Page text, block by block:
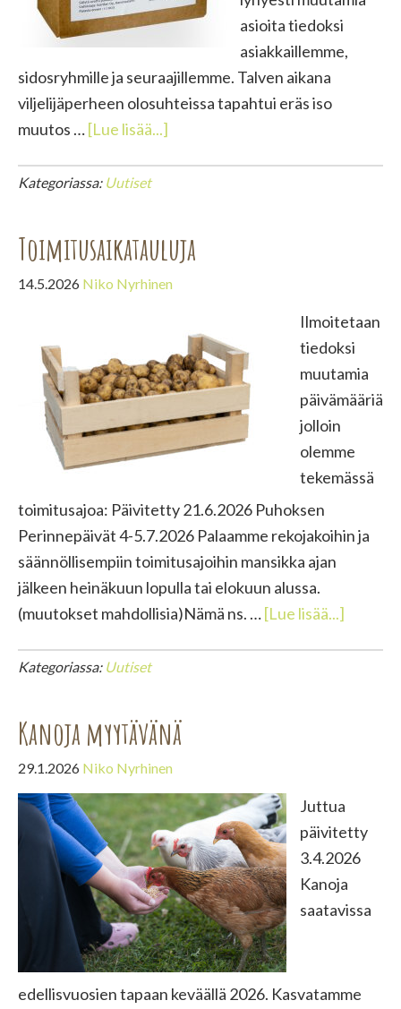
asioita tiedoksi
asiakkaillemme,
sidosryhmille ja seuraajillemme. Talven aikana
viljelijäperheen olosuhteissa tapahtui eräs iso
muutos …[Lue lisää...]
Kategoriassa: Uutiset
Toimitusaikatauluja
14.5.2026 Niko Nyrhinen
Ilmoitetaan
tiedoksi
muutamia
päivämääriä
jolloin
olemme
tekemässä
toimitusajoa: Päivitetty 21.6.2026 Puhoksen
Perinnepäivät 4-5.7.2026 Palaamme rekojakoihin ja
säännöllisempiin toimitusajoihin mansikka ajan
jälkeen heinäkuun lopulla tai elokuun alussa.
(muutokset mahdollisia)Nämä ns. …[Lue lisää...]
Kategoriassa: Uutiset
Kanoja myytävänä
29.1.2026 Niko Nyrhinen
Juttua
päivitetty
3.4.2026
Kanoja
saatavissa
edellisvuosien tapaan keväällä 2026. Kasvatamme